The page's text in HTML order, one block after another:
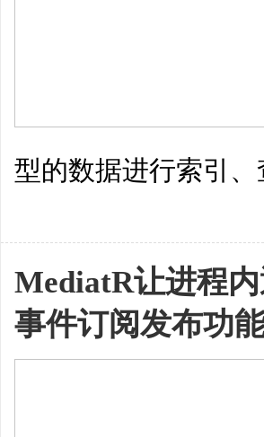
型的数据进行索引
MediatR让进程
事件订阅发布功